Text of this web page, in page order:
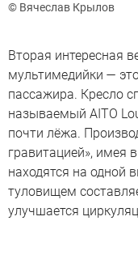
© Вячеслав Крылов
Вторая интересная
мультимедийки —
пассажира. Кресло
называемый AITO
почти лёжа.
гравитацией», имея
находятся на одной
туловищем
улучшается